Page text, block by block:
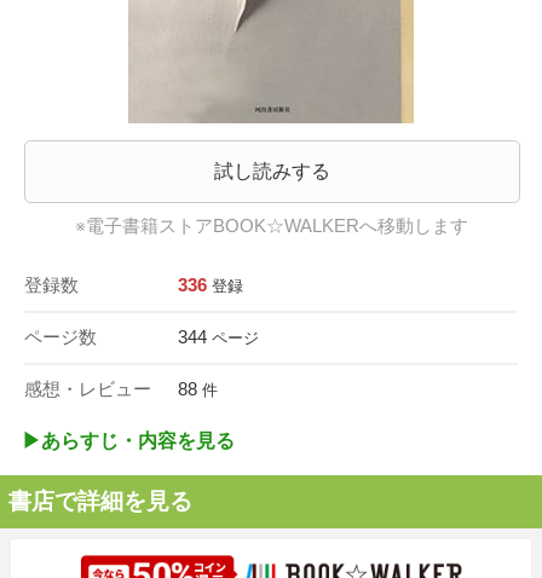
試し読みする
※電子書籍ストアBOOK☆WALKERへ移動します
登録数 336 登録
ページ数 344 ページ
感想・レビュー 88 件
▶︎あらすじ・内容を見る
書店で詳細を見る